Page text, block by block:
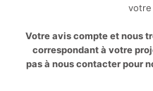
Votre avis compte et nous
correspondant à votre
pas à nous contacter pour